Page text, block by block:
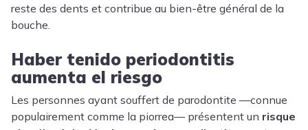
reste des dents et contribue au bien-être général de la
bouche.
Haber tenido periodontitis
aumenta el riesgo
Les personnes ayant souffert de parodontite —connue
populairement comme la piorrea— présentent un risque